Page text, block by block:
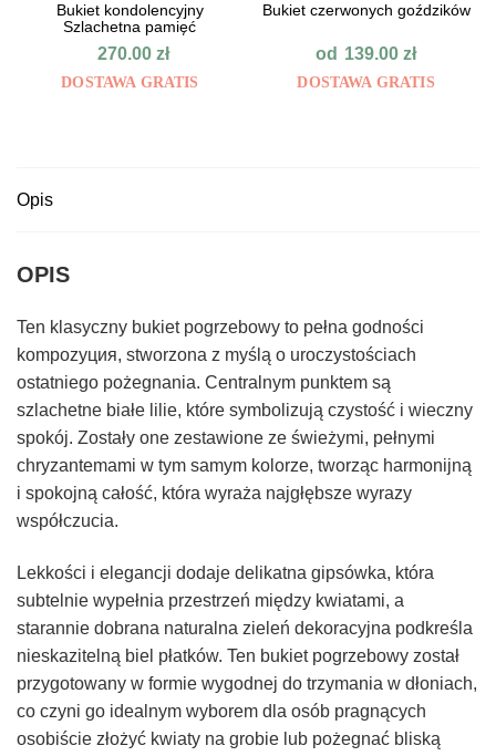
Bukiet kondolencyjny
Szlachetna pamięć
270.00 zł
DOSTAWA GRATIS
Bukiet czerwonych goździków
od 139.00zł
DOSTAWA GRATIS
Opis
OPIS
Ten klasyczny bukiet pogrzebowy to pełna godności
kompozyция, stworzona z myślą o uroczystościach
ostatniego pożegnania. Centralnym punktem są
szlachetne białe lilie, które symbolizują czystość i wieczny
spokój. Zostały one zestawione ze świeżymi, pełnymi
chryzantemami w tym samym kolorze, tworząc harmonijną
i spokojną całość, która wyraża najgłębsze wyrazy
współczucia.
Lekkości i elegancji dodaje delikatna gipsówka, która
subtelnie wypełnia przestrzeń między kwiatami, a
starannie dobrana naturalna zieleń dekoracyjna podkreśla
nieskazitelną biel płatków. Ten bukiet pogrzebowy został
przygotowany w formie wygodnej do trzymania w dłoniach,
co czyni go idealnym wyborem dla osób pragnących
osobiście złożyć kwiaty na grobie lub pożegnać bliską